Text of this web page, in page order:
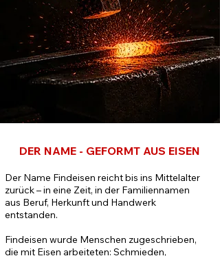
DER NAME - GEFORMT AUS EISEN
Der Name Findeisen reicht bis ins Mittelalter
zurück – in eine Zeit, in der Familiennamen
aus Beruf, Herkunft und Handwerk
entstanden.
Findeisen wurde Menschen zugeschrieben,
die mit Eisen arbeiteten: Schmieden,